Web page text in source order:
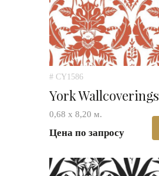
# CY1586
York Wallcoverings
0,68 х 8,20 м.
Цена по запросу